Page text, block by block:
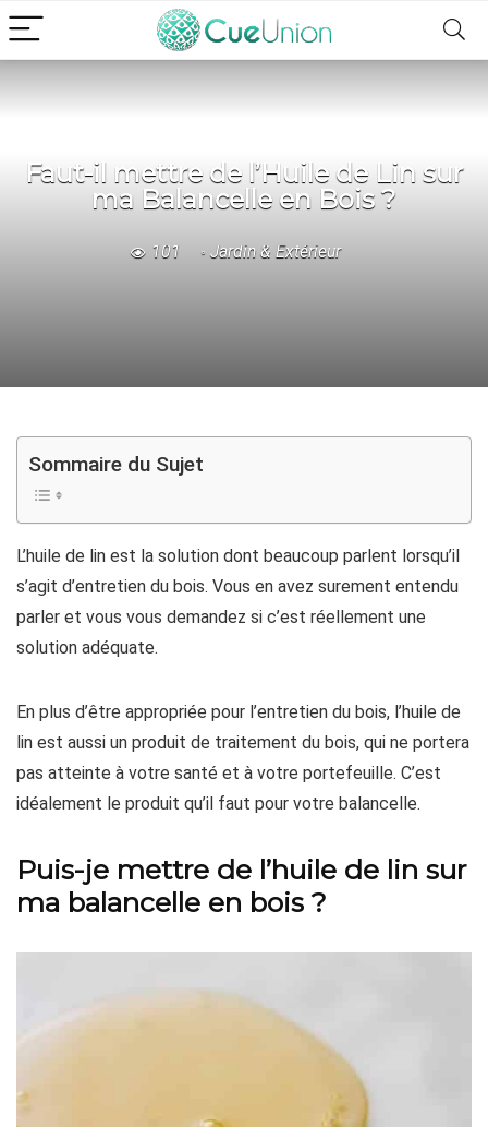
Faut-il mettre de l’Huile de Lin sur
ma Balancelle en Bois ?
101 Jardin & Extérieur
Sommaire du Sujet
L’huile de lin est la solution dont beaucoup parlent lorsqu’il
s’agit d’entretien du bois. Vous en avez surement entendu
parler et vous vous demandez si c’est réellement une
solution adéquate.
En plus d’être appropriée pour l’entretien du bois, l’huile de
lin est aussi un produit de traitement du bois, qui ne portera
pas atteinte à votre santé et à votre portefeuille. C’est
idéalement le produit qu’il faut pour votre balancelle.
Puis-je mettre de l’huile de lin sur
ma balancelle en bois ?